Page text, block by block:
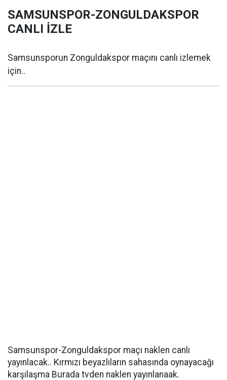
SAMSUNSPOR-ZONGULDAKSPOR
CANLI İZLE
Samsunsporun Zonguldakspor maçını canlı izlemek
için..
Samsunspor-Zonguldakspor maçı naklen canlı
yayınlacak.. Kırmızı beyazlıların sahasında oynayacağı
karşılaşma Burada tvden naklen yayınlanaak.